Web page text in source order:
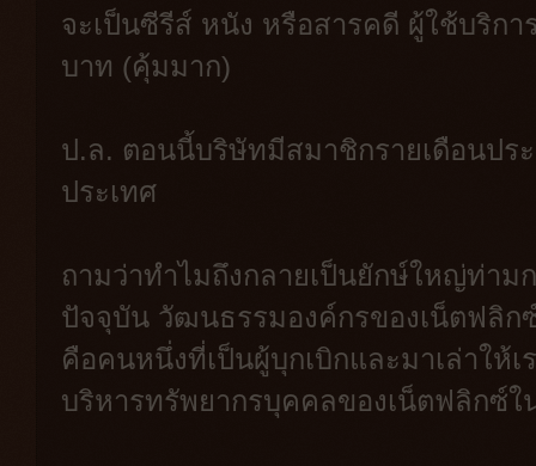
จะเป็นซีรีส์ หนัง หรือสารคดี ผู้ใช้บริกา
บาท (คุ้มมาก)
ป.ล. ตอนนี้บริษัทมีสมาชิกรายเดือนปร
ประเทศ
ถามว่าทำไมถึงกลายเป็นยักษ์ใหญ่ท่าม
ปัจจุบัน วัฒนธรรมองค์กรของเน็ตฟลิ
คือคนหนึ่งที่เป็นผู้บุกเบิกและมาเล่าให้เ
บริหารทรัพยากรบุคคลของเน็ตฟลิกซ์ใ